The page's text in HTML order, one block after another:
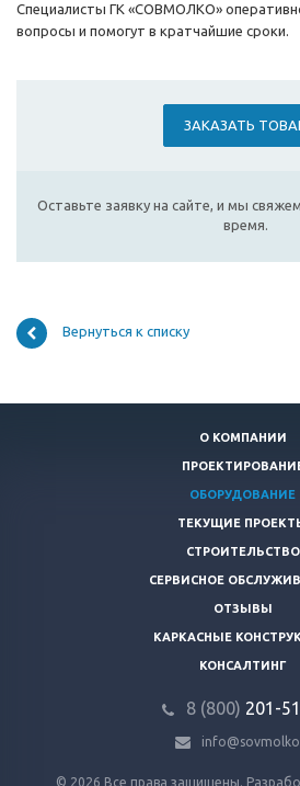
Специалисты ГК «СОВМОЛКО»
вопросы и помогут в кратчайшие сроки.
ЗАКАЗАТЬ
Оставьте заявку на сайте, и мы
время.
Вернуться к списку
О КОМПАНИИ
ОБОРУДОВАНИЕ
ТЕКУЩИЕ
СТРОИТЕЛЬСТВО
СЕРВИСНОЕ
ОТЗЫВЫ
КАРКАСНЫЕ
КОНСАЛТИНГ
8 (800) 201-
© 2026 Все права защищены.